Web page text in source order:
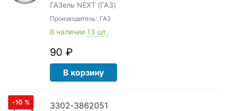
ГАЗель NEXT (ГАЗ)
Производитель: ГАЗ
В наличии 13 шт.
90 ₽
В корзину
-10 % 3302-3862051